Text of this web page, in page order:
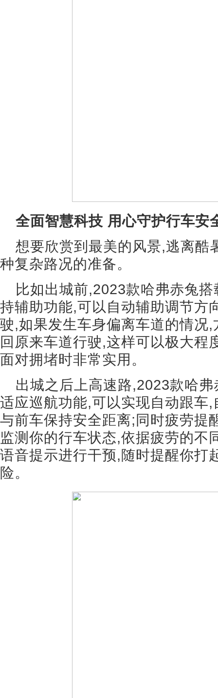
全面智慧科技 用心守护行车安
想要欣赏到最美的风景,逃离酷
种复杂路况的准备。
比如出城前,2023款哈弗赤兔
持辅助功能,可以自动辅助调节方
驶,如果发生车身偏离车道的情况
回原来车道行驶,这样可以极大程
面对拥堵时非常实用。
出城之后上高速路,2023款哈
适应巡航功能,可以实现自动跟车
与前车保持安全距离;同时疲劳提
监测你的行车状态,依据疲劳的不
语音提示进行干预,随时提醒你打
险。